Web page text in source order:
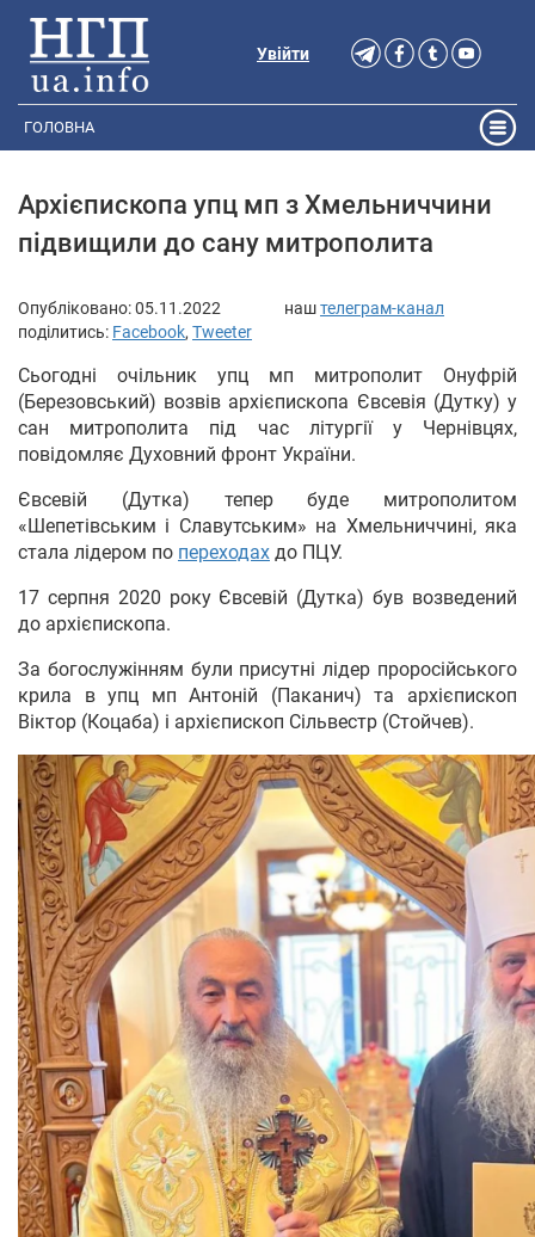
Увійти
ГОЛОВНА
Архієпископа упц мп з Хмельниччини
підвищили до сану митрополита
Опубліковано:05.11.2022 наштелеграм-канал
поділитись: Facebook, Tweeter
Сьогодні очільник упц мп митрополит Онуфрій
(Березовський) возвів архієпископа Євсевія (Дутку) у
сан митрополита під час літургії у Чернівцях,
повідомляє Духовний фронт України.
Євсевій (Дутка) тепер буде митрополитом
«Шепетівським і Славутським» на Хмельниччині, яка
стала лідером по переходах до ПЦУ.
17 серпня 2020 року Євсевій (Дутка) був возведений
до архієпископа.
За богослужінням були присутні лідер проросійського
крила в упц мп Антоній (Паканич) та архієпископ
Віктор (Коцаба) і архієпископ Сільвестр (Стойчев).